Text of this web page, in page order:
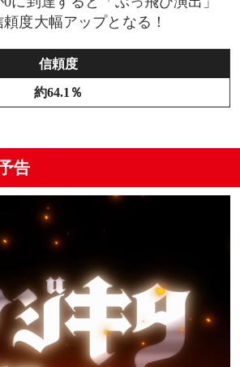
度大幅アップとなる！
信頼度
約64.1％
告